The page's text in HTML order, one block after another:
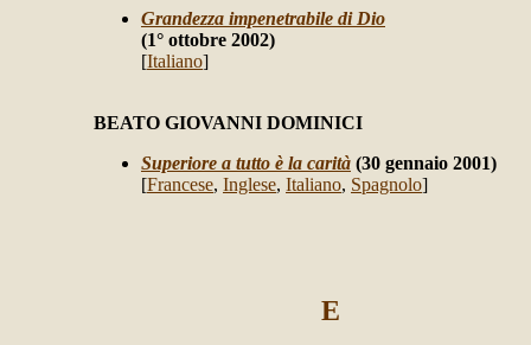
Grandezza impenetrabile di Dio
(1° ottobre 2002)
[Italiano]
BEATO GIOVANNI DOMINICI
Superiore a tutto è la carità (30 gennaio 2001)
[Francese, Inglese, Italiano, Spagnolo]
E